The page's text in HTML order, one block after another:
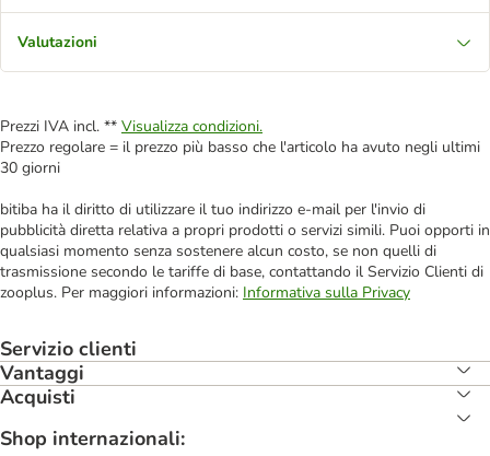
Valutazioni
Prezzi IVA incl. ** Visualizza condizioni.
Prezzo regolare = il prezzo più basso che l'articolo ha avuto negli ultimi
30 giorni
bitiba ha il diritto di utilizzare il tuo indirizzo e-mail per l'invio di
pubblicità diretta relativa a propri prodotti o servizi simili. Puoi opporti in
qualsiasi momento senza sostenere alcun costo, se non quelli di
trasmissione secondo le tariffe di base, contattando il Servizio Clienti di
zooplus. Per maggiori informazioni: Informativa sulla Privacy
Servizio clienti
Vantaggi
Acquisti
Shop internazionali: